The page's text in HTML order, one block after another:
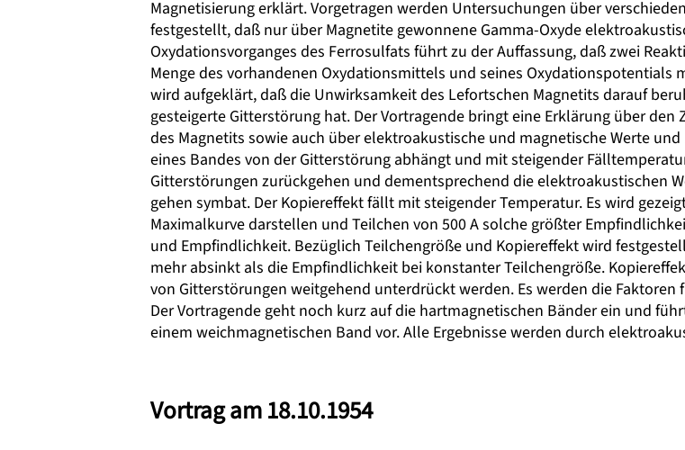
Magnetisierung erklärt. Vorgetragen werden Untersuchungen über
festgestellt, daß nur über Magnetite gewonnene Gamma-Oxyde
Oxydationsvorganges des Ferrosulfats führt zu der Auffassung, daß zwei
Menge des vorhandenen Oxydationsmittels und seines Oxydationspotentials
wird aufgeklärt, daß die Unwirksamkeit des Lefortschen Magnetits darauf
gesteigerte Gitterstörung hat. Der Vortragende bringt eine Erklärung über den
des Magnetits sowie auch über elektroakustische und magnetische Werte
eines Bandes von der Gitterstörung abhängt und mit steigender
Gitterstörungen zurückgehen und dementsprechend die elektroakustischen
gehen symbat. Der Kopiereffekt fällt mit steigender Temperatur. Es wird
Maximalkurve darstellen und Teilchen von 500 A solche größter
und Empfindlichkeit. Bezüglich Teilchengröße und Kopiereffekt wird
mehr absinkt als die Empfindlichkeit bei konstanter Teilchengröße.
von Gitterstörungen weitgehend unterdrückt werden. Es werden die
Der Vortragende geht noch kurz auf die hartmagnetischen Bänder ein und
einem weichmagnetischen Band vor. Alle Ergebnisse werden durch
Vortrag am 18.10.1954